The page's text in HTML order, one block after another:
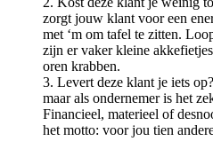
zorgt jouw klant voor een
met ‘m om tafel te zitten.
zijn er vaker kleine
oren krabben.
Levert deze klant je iets op?
maar als ondernemer is het
Financieel, materieel of
het motto: voor jou tien